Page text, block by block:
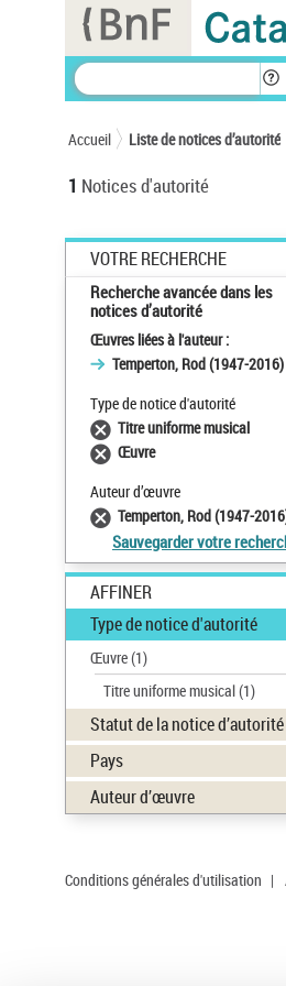
Accueil Liste de notices d’autorité
1 Notices d'autorité
VOTRE RECHERCHE
Recherche avancée dans les
notices d’autorité
Œuvres liées à l'auteur :
Temperton, Rod (1947-2016)
Type de notice d'autorité
Titre uniforme musical
Œuvre
Auteur d’œuvre
Temperton, Rod (1947-
Sauvegarder votre
AFFINER
Type de notice d'autorité
Œuvre(1)
Titre uniforme musical(1)
Statut de la notice d’autorité
Pays
Auteur d’œuvre
Conditions générales d'utilisation |
Panneau de gestion des cookies